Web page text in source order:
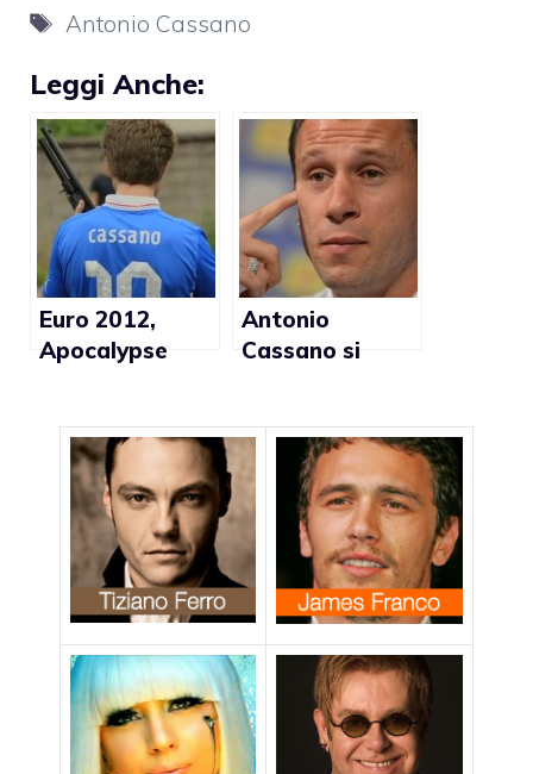
Tag
Antonio Cassano
Leggi Anche:
Euro 2012,
Apocalypse
commenti
omofobi al
video
Antonio
Cassano si
non mi
appartiene”